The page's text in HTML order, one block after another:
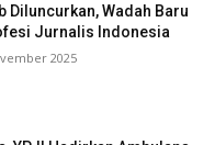
Diluncurkan, Wadah Baru
Jurnalis Indonesia
2025